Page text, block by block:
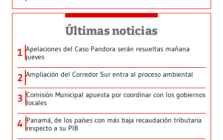
Últimas noticias
1 Apelaciones del Caso Pandora serán resueltas mañana
jueves
2 Ampliación del Corredor Sur entra al proceso ambiental
3 Comisión Municipal apuesta por coordinar con los gobiernos
locales
4 Panamá, de los países con más baja recaudación tributaria
respecto a su PIB